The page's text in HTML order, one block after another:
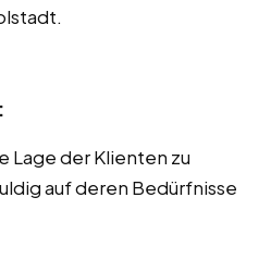
Lage der Klienten zu
auf deren Bedürfnisse